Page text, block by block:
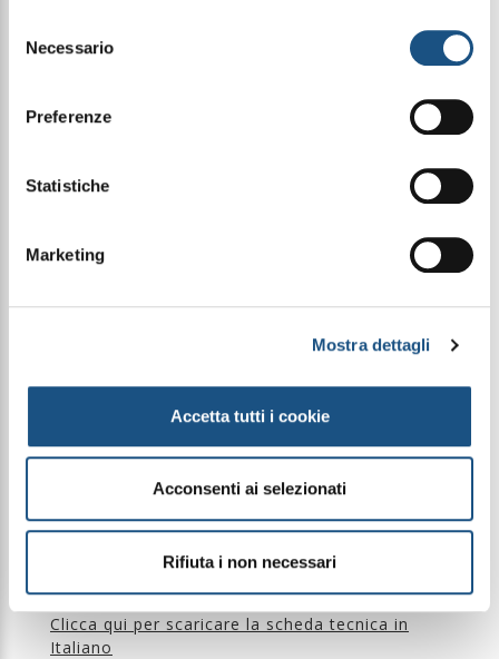
delNecessario
Preferenze
Statistiche
Marketing
Mostra dettagli
Accetta tutti i cookie
Acconsenti ai selezionati
Rifiuta i non necessari
ravvivando la naturale lucentezza del pavimento.
La formula neutra, profumata, a basso residuo e a
schiuma contenuta garantisce asciugatura rapida,
Rispetta le finiture ed è adatta anche all’uso
frequente.
Modo d'uso
superfici in legno trattate. Indicato per la
manutenzione ordinaria in ambienti domestici e
Ogni prodotto ProWips è formulato con cura nei
nostri laboratori, superconcentrato e pensato per
offrire prestazioni professionali al massimo della
Clicca qui per scaricare la scheda tecnica in
Italiano